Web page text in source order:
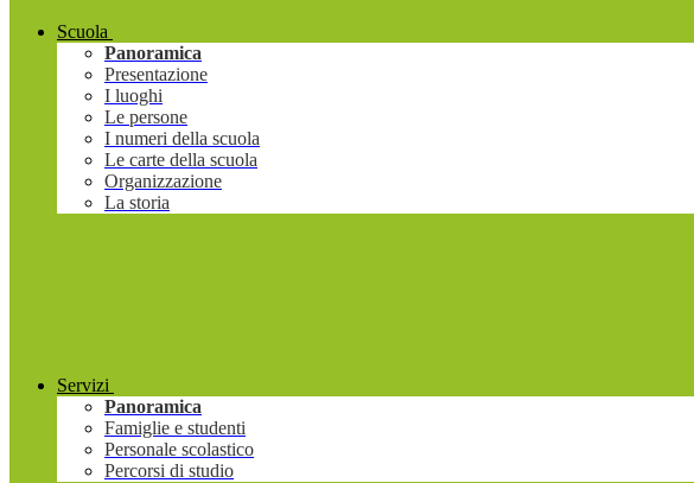
Scuola
Panoramica
Presentazione
I luoghi
Le persone
I numeri della scuola
Le carte della scuola
Organizzazione
La storia
Servizi
Panoramica
Famiglie e studenti
Personale scolastico
Percorsi di studio